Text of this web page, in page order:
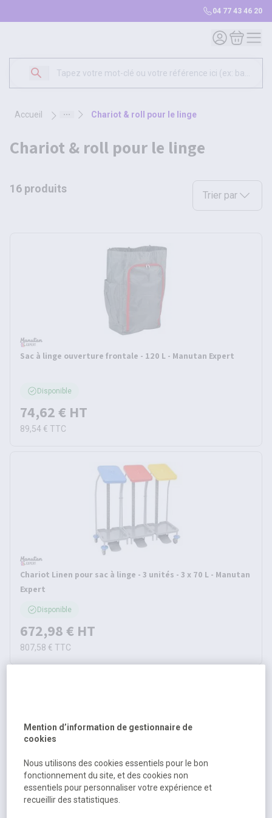
04 77 43 46 20
Mon compte
Mon
accueil chariot & roll pour le linge
chariot & roll pour le linge
16 produits
Trier par
Sac à linge ouverture frontale - 120 L - Manutan Expert
Disponible
74,62 € HT
89,54 € TTC
Chariot Linen pour sac à linge - 3 unités - 3 x 70 L - Manutan
Expert
Disponible
672,98 € HT
807,58 € TTC
Sac pour chariot à linge Linen - Manutan Expert
Mention d’information de gestionnaire de
cookies
Nous utilisons des cookies essentiels pour le bon
fonctionnement du site, et des cookies non
essentiels pour personnaliser votre expérience et
recueillir des statistiques.